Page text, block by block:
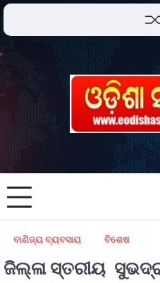
ବାଣିଜ୍ୟ ବ୍ୟବସାୟ ବିଶେଷ
ଜିଲ୍ଳା ସ୍ତରୀୟ